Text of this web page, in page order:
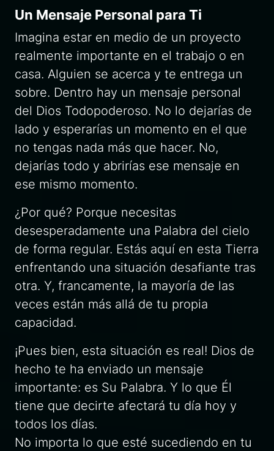
Un Mensaje Personal para Ti
Imagina estar en medio de un proyecto
realmente importante en el trabajo o en
casa. Alguien se acerca y te entrega un
sobre. Dentro hay un mensaje personal
del Dios Todopoderoso. No lo dejarías de
lado y esperarías un momento en el que
no tengas nada más que hacer. No,
dejarías todo y abrirías ese mensaje en
ese mismo momento.
¿Por qué? Porque necesitas
desesperadamente una Palabra del cielo
de forma regular. Estás aquí en esta Tierra
enfrentando una situación desafiante tras
otra. Y, francamente, la mayoría de las
veces están más allá de tu propia
capacidad.
¡Pues bien, esta situación es real! Dios de
hecho te ha enviado un mensaje
importante: es Su Palabra. Y lo que Él
tiene que decirte afectará tu día hoy y
todos los días.
No importa lo que esté sucediendo en tu